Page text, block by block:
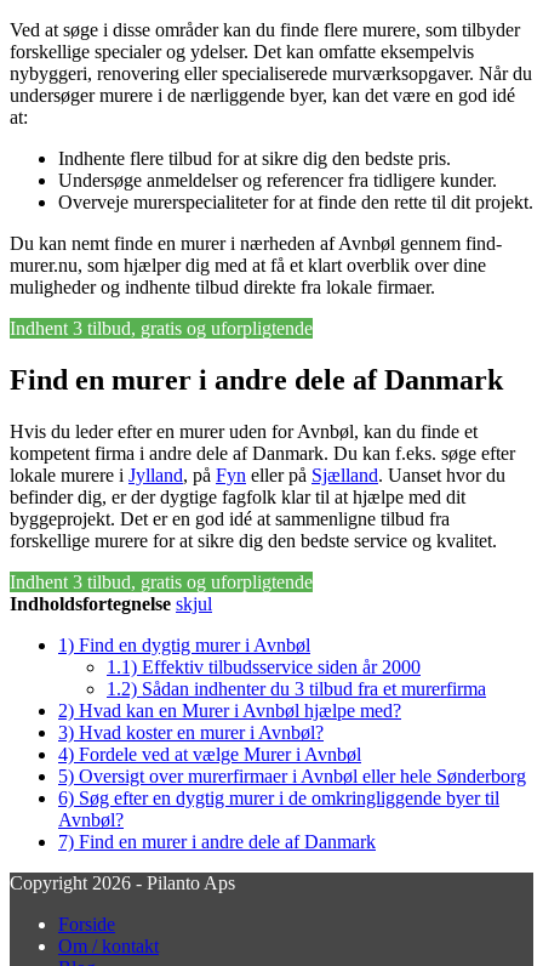
Ved at søge i disse områder kan du finde flere murere, som tilbyder
forskellige specialer og ydelser. Det kan omfatte eksempelvis
nybyggeri, renovering eller specialiserede murværksopgaver. Når du
undersøger murere i de nærliggende byer, kan det være en god idé
at:
Indhente flere tilbud for at sikre dig den bedste pris.
Undersøge anmeldelser og referencer fra tidligere kunder.
Overveje murerspecialiteter for at finde den rette til dit projekt.
Du kan nemt finde en murer i nærheden af Avnbøl gennem find-
murer.nu, som hjælper dig med at få et klart overblik over dine
muligheder og indhente tilbud direkte fra lokale firmaer.
Indhent 3 tilbud, gratis og uforpligtende
Find en murer i andre dele af Danmark
Hvis du leder efter en murer uden for Avnbøl, kan du finde et
kompetent firma i andre dele af Danmark. Du kan f.eks. søge efter
lokale murere i Jylland, på Fyn eller på Sjælland. Uanset hvor du
befinder dig, er der dygtige fagfolk klar til at hjælpe med dit
byggeprojekt. Det er en god idé at sammenligne tilbud fra
forskellige murere for at sikre dig den bedste service og kvalitet.
Indhent 3 tilbud, gratis og uforpligtende
Indholdsfortegnelse skjul
1) Find en dygtig murer i Avnbøl
1.1) Effektiv tilbudsservice siden år 2000
1.2) Sådan indhenter du 3 tilbud fra et murerfirma
2) Hvad kan en Murer i Avnbøl hjælpe med?
3) Hvad koster en murer i Avnbøl?
4) Fordele ved at vælge Murer i Avnbøl
5) Oversigt over murerfirmaer i Avnbøl eller hele Sønderborg
6) Søg efter en dygtig murer i de omkringliggende byer til
Avnbøl?
7) Find en murer i andre dele af Danmark
Copyright 2026 - Pilanto Aps
Forside
Om / kontakt